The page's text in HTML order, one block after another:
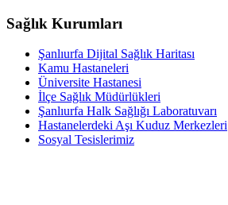
Sağlık Kurumları
Şanlıurfa Dijital Sağlık Haritası
Kamu Hastaneleri
Üniversite Hastanesi
İlçe Sağlık Müdürlükleri
Şanlıurfa Halk Sağlığı Laboratuvarı
Hastanelerdeki Aşı Kuduz Merkezleri
Sosyal Tesislerimiz